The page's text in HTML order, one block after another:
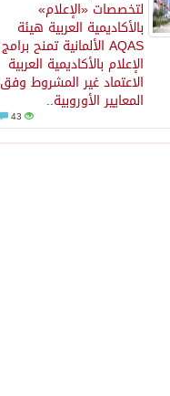
لتخصصات «الإعلام»
بالأكاديمية العربية هيئة
AQAS الألمانية تمنح برامج
الإعلام بالأكاديمية العربية
الاعتماد غير المشروط وفق
المعايير الأوروبية..
43